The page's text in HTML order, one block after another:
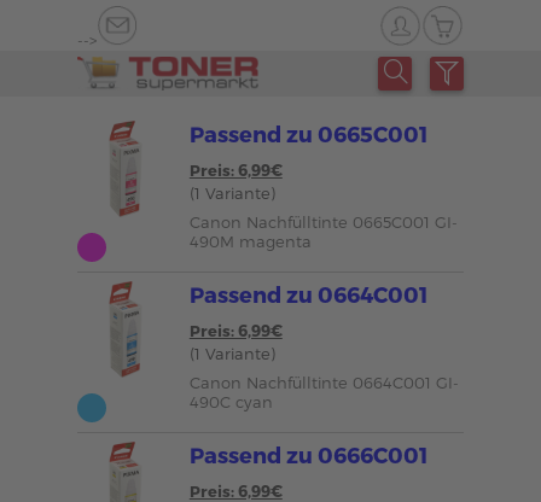
-->
Passend zu 0665C001
Preis: 6,99€
(1 Variante)
Canon Nachfülltinte 0665C001 GI-
490M magenta
Passend zu 0664C001
Preis: 6,99€
(1 Variante)
Canon Nachfülltinte 0664C001 GI-
490C cyan
Passend zu 0666C001
Preis: 6,99€